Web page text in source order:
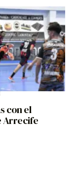
con el
Arrecife